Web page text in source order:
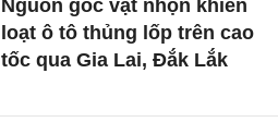
Nguồn gốc vật nhọn khiến
loạt ô tô thủng lốp trên cao
tốc qua Gia Lai, Đắk Lắk